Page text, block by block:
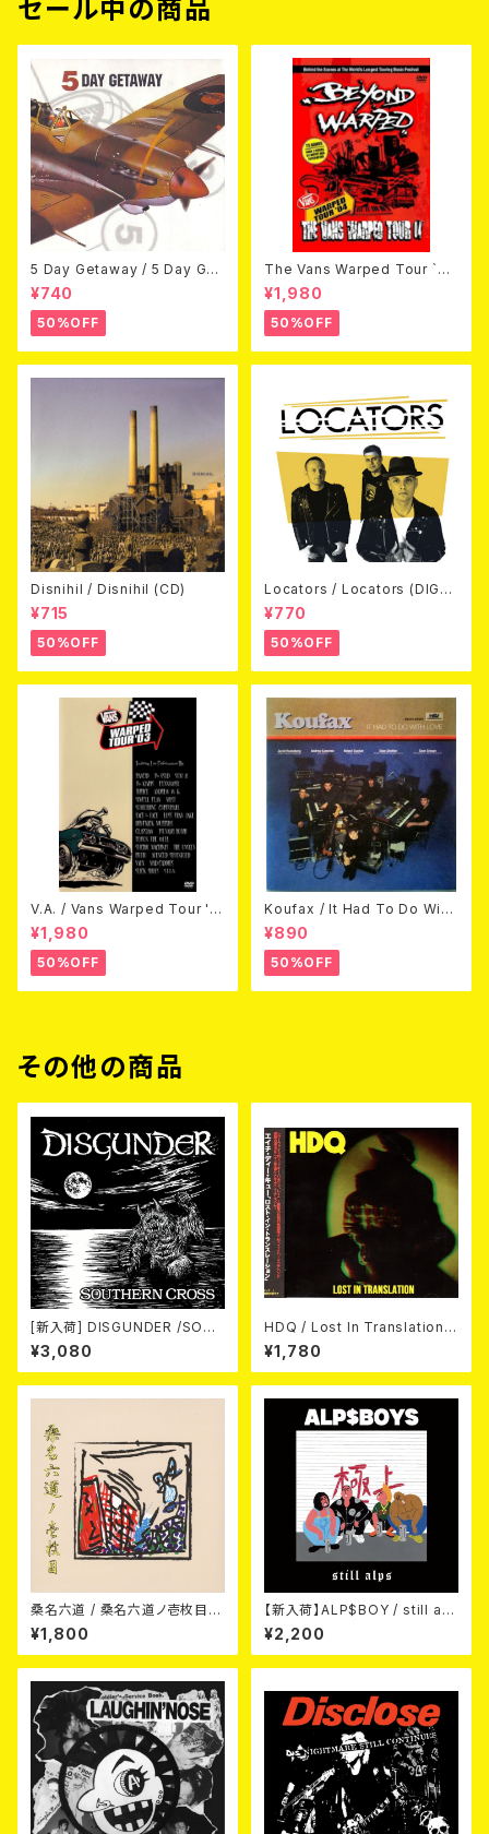
セール中の商品
5 Day Getaway / 5 Day Get
away (CDEP)
¥740
50%OFF
The Vans Warped Tour `04
Beyond Warped (国内盤DV
D)
¥1,980
50%OFF
Disnihil / Disnihil (CD)
¥715
50%OFF
Locators / Locators (DIGPA
CK CD)
¥770
50%OFF
V.A. / Vans Warped Tour '0
3 (DVD)
¥1,980
50%OFF
Koufax / It Had To Do With
Love (CD)
¥890
50%OFF
その他の商品
[新入荷] DISGUNDER /SOUT
HERN CROSS (CD)
¥3,080
HDQ / Lost In Translation
CD
¥1,780
桑名六道 / 桑名六道ノ壱枚目
(CD)
¥1,800
【新入荷】ALP$BOY / still alp
s (CD)
¥2,200